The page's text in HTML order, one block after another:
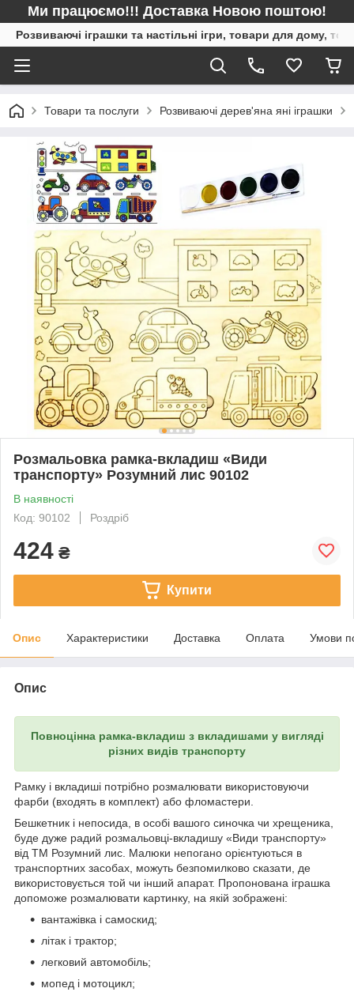
Ми працюємо!!! Доставка Новою поштою!
Розвиваючі іграшки та настільні ігри, товари для дому,
Товари та послуги Розвиваючі дерев'яна яні іграшки
Розмальовка рамка-вкладиш «Види
транспорту» Розумний лис 90102
В наявності
Код: 90102
Роздріб
424 ₴
Купити
Опис Характеристики Доставка Оплата Умови
Опис
Повноцінна рамка-вкладиш з вкладишами у вигляді
різних видів транспорту
Рамку і вкладиші потрібно розмалювати використовуючи
фарби (входять в комплект) або фломастери.
Бешкетник і непосида, в особі вашого синочка чи хрещеника,
буде дуже радий розмальовці-вкладишу «Види транспорту»
від ТМ Розумний лис. Малюки непогано орієнтуються в
транспортних засобах, можуть безпомилково сказати, де
використовується той чи інший апарат. Пропонована іграшка
допоможе розмалювати картинку, на якій зображені:
вантажівка і самоскид;
літак і трактор;
легковий автомобіль;
мопед і мотоцикл;